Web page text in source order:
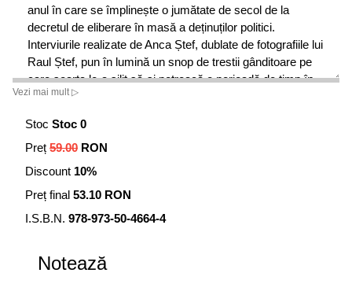
anul în care se împlinește o jumătate de secol de la
decretul de eliberare în masă a deținuților politici.
Interviurile realizate de Anca Ștef, dublate de fotografiile lui
Raul Ștef, pun în lumină un snop de trestii gânditoare pe
care soarta le-a silit să-și petreacă o perioadă de timp în
fiare și printre fiare. Lucrurile pe care le istorisesc acești
comuniste ale României, sunt lucruri pe care n-au
îndrăznit până acum să le povestească nici măcar
propriilor familii. Dacă s-au hotărât totuși să vorbească în
Vezi mai mult ▷
Stoc Stoc 0
Preț 59.00 RON
Discount 10%
Preț final 53.10 RON
I.S.B.N. 978-973-50-4664-4
Notează